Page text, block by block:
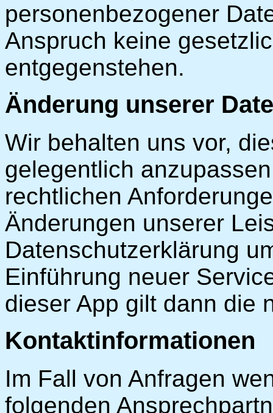
personenbezogener
Anspruch keine
entgegenstehen.
Änderung unserer
Wir behalten uns vor,
gelegentlich
rechtlichen
Änderungen unserer
Datenschutzerklärung
Einführung neuer
dieser App gilt dann die
Kontaktinformationen
Im Fall von Anfragen
folgenden